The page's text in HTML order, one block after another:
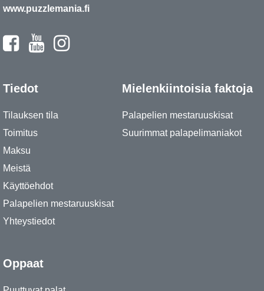
www.puzzlemania.fi
Tiedot
Tilauksen tila
Toimitus
Maksu
Meistä
Käyttöehdot
Palapelien mestaruuskisat
Yhteystiedot
Mielenkiintoisia faktoja
Palapelien mestaruuskisat
Suurimmat palapelimaniakot
Oppaat